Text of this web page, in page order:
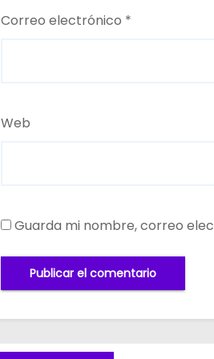
Correo electrónico *
Web
Guarda mi nombre, correo